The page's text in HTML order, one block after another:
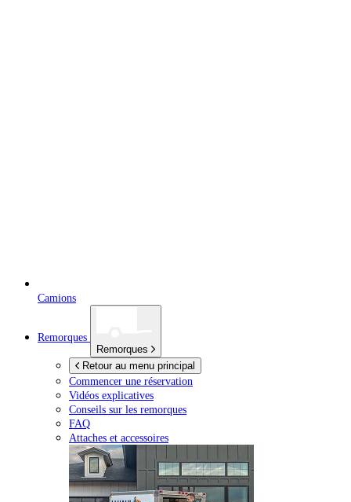
Camions
Remorques
Remorques
Retour au menu principal
Commencer une réservation
Vidéos explicatives
Conseils sur les remorques
FAQ
Attaches et accessoires